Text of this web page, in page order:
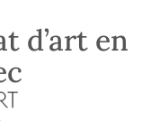
d’art en